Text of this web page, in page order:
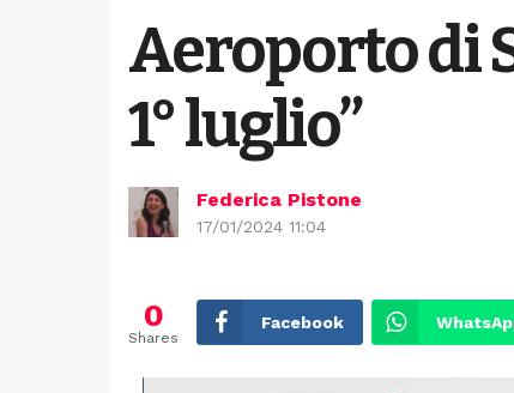
Aeroporto di
1° luglio”
Federica Pistone
17/01/2024 11:04
0
Shares
Facebook